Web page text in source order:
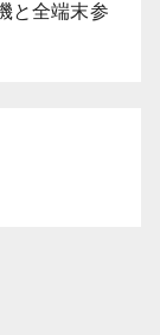
と全端末参